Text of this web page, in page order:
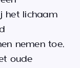
het lichaam
nemen toe,
oude